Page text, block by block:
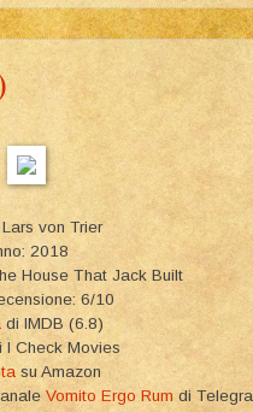
von Trier
2018
House That Jack Built
6/10
di IMDB (6.8)
I Check Movies
su Amazon
Vomito Ergo Rum di